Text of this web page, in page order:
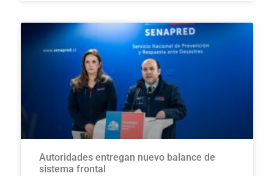
Autoridades entregan nuevo balance de
sistema frontal